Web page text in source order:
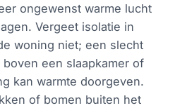
ongewenst warme lucht
Vergeet isolatie in
woning niet; een slecht
een slaapkamer of
kan warmte doorgeven.
of bomen buiten het